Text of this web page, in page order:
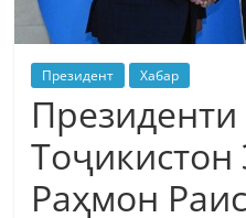
Президент Хабар
Раҳмон